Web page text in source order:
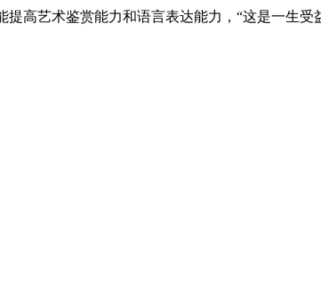
高艺术鉴赏能力和语言表达能力，“这是一生受